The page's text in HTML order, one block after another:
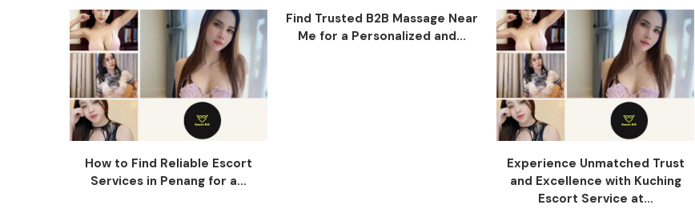
How to Find Reliable Escort
Services in Penang for a...
Find Trusted B2B Massage Near
Me for a Personalized and...
Experience Unmatched Trust
and Excellence with Kuching
Escort Service at...